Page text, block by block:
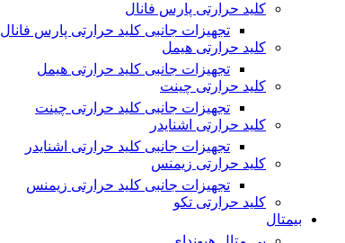
کلید حرارتی پارس فانال
تجهیزات جانبی کلید حرارتی پارس فانال
کلید حرارتی هیمل
تجهیزات جانبی کلید حرارتی هیمل
کلید حرارتی چینت
تجهیزات جانبی کلید حرارتی چینت
کلید حرارتی اشنایدر
تجهیزات جانبی کلید حرارتی اشنایدر
کلید حرارتی زیمنس
تجهیزات جانبی کلید حرارتی زیمنس
کلید حرارتی تکو
بیمتال